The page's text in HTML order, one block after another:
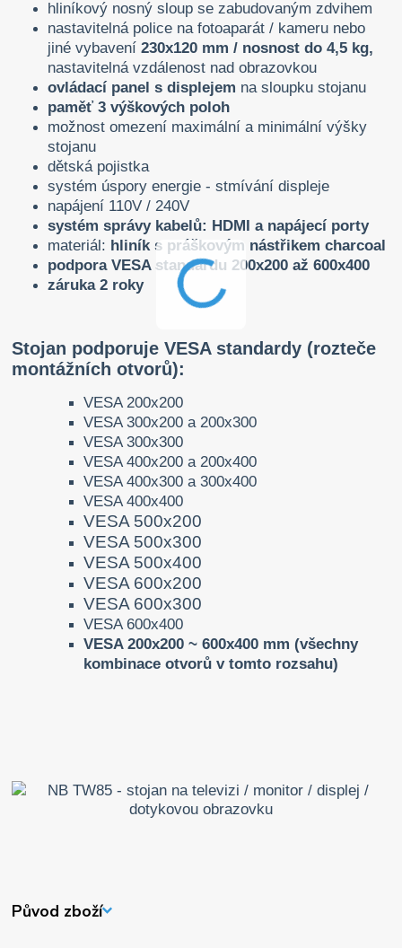
hliníkový nosný sloup se zabudovaným zdvihem
nastavitelná police na fotoaparát / kameru nebo
jiné vybavení230x120 mm / nosnost do 4,5 kg,
nastavitelná vzdálenost nad obrazovkou
ovládací panel s displejem na sloupku stojanu
paměť 3 výškových poloh
možnost omezení maximální a minimální výšky
stojanu
dětská pojistka
systém úspory energie - stmívání displeje
napájení 110V / 240V
systém správy kabelů: HDMI a napájecí porty
materiál: hliník s práškovým nástřikem charcoal
podpora VESA standardu 200x200 až 600x400
záruka 2 roky
Stojan podporuje VESA standardy (rozteče
montážních otvorů):
VESA 200x200
VESA 300x200 a 200x300
VESA 300x300
VESA 400x200 a 200x400
VESA 400x300 a 300x400
VESA 400x400
VESA 500x200
VESA 500x300
VESA 500x400
VESA 600x200
VESA 600x300
VESA 600x400
VESA 200x200 ~ 600x400 mm (všechny
kombinace otvorů v tomto rozsahu)
Původ zboží